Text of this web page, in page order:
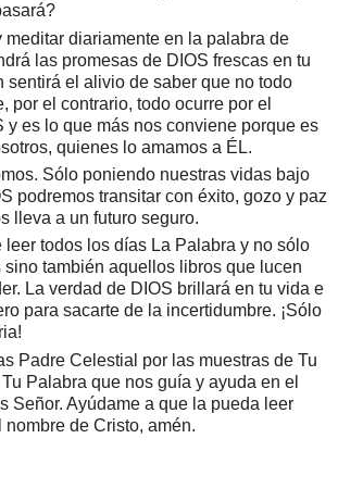
meditar diariamente en la palabra de
las promesas de DIOS frescas en tu
sentirá el alivio de saber que no todo
por el contrario, todo ocurre por el
y es lo que más nos conviene porque es
quienes lo amamos a ÉL.
Sólo poniendo nuestras vidas bajo
podremos transitar con éxito, gozo y paz
lleva a un futuro seguro.
leer todos los días La Palabra y no sólo
sino también aquellos libros que lucen
La verdad de DIOS brillará en tu vida e
para sacarte de la incertidumbre. ¡Sólo
Padre Celestial por las muestras de Tu
Palabra que nos guía y ayuda en el
Señor. Ayúdame a que la pueda leer
de Cristo, amén.